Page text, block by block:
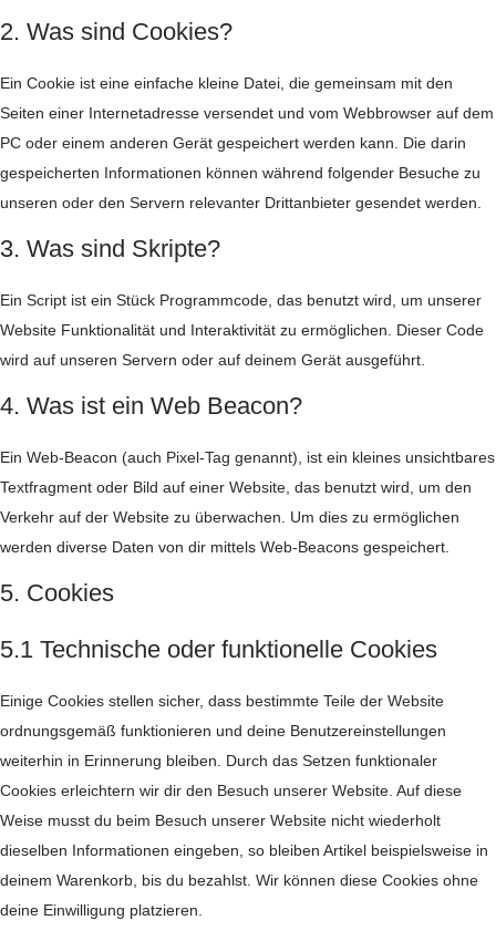
2. Was sind Cookies?
Ein Cookie ist eine einfache kleine Datei, die gemeinsam mit den
Seiten einer Internetadresse versendet und vom Webbrowser auf dem
PC oder einem anderen Gerät gespeichert werden kann. Die darin
gespeicherten Informationen können während folgender Besuche zu
unseren oder den Servern relevanter Drittanbieter gesendet werden.
3. Was sind Skripte?
Ein Script ist ein Stück Programmcode, das benutzt wird, um unserer
Website Funktionalität und Interaktivität zu ermöglichen. Dieser Code
wird auf unseren Servern oder auf deinem Gerät ausgeführt.
4. Was ist ein Web Beacon?
Ein Web-Beacon (auch Pixel-Tag genannt), ist ein kleines unsichtbares
Textfragment oder Bild auf einer Website, das benutzt wird, um den
Verkehr auf der Website zu überwachen. Um dies zu ermöglichen
werden diverse Daten von dir mittels Web-Beacons gespeichert.
5. Cookies
5.1 Technische oder funktionelle Cookies
Einige Cookies stellen sicher, dass bestimmte Teile der Website
ordnungsgemäß funktionieren und deine Benutzereinstellungen
weiterhin in Erinnerung bleiben. Durch das Setzen funktionaler
Cookies erleichtern wir dir den Besuch unserer Website. Auf diese
Weise musst du beim Besuch unserer Website nicht wiederholt
dieselben Informationen eingeben, so bleiben Artikel beispielsweise in
deinem Warenkorb, bis du bezahlst. Wir können diese Cookies ohne
deine Einwilligung platzieren.